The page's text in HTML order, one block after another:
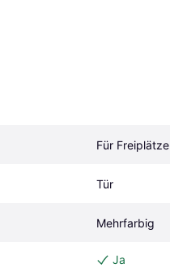
Für Freiplätze
Tür
Mehrfarbig
Ja